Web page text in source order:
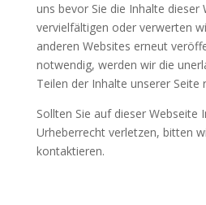
uns bevor Sie die Inhalte dieser
vervielfältigen oder verwerten
anderen Websites erneut
notwendig, werden wir die
Teilen der Inhalte unserer Seite
Sollten Sie auf dieser Webseite
Urheberrecht verletzen, bitten
kontaktieren.